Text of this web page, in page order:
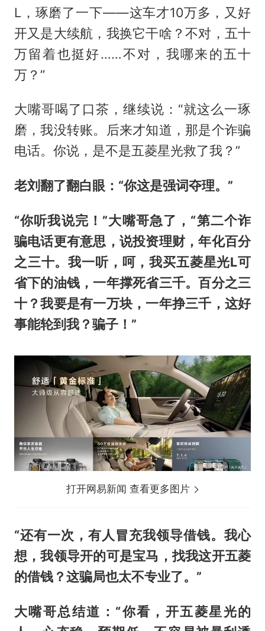
L，琢磨了一下——这车才10万多，又好
开又是大续航，我换它干啥？不对，五十
万留着也挺好……不对，我哪来的五十
万？”
大嘴哥喝了口茶，继续说：“就这么一琢
磨，我没转账。后来才知道，那是个诈骗
电话。你说，是不是五菱星光救了我？”
老刘翻了翻白眼：“你这是强词夺理。”
“你听我说完！”大嘴哥急了，“第二个诈
骗电话更有意思，说投资理财，年化百分
之三十。我一听，呵，我买五菱星光L可
省下的油钱，一年撑死省三千。百分之三
十？我要是有一万块，一年挣三千，这好
事能轮到我？骗子！”
打开网易新闻 查看更多图片
“还有一次，有人冒充我领导借钱。我心
想，我领导开的可是宝马，找我这开五菱
的借钱？这骗局也太不专业了。”
大嘴哥总结道：“你看，开五菱星光的